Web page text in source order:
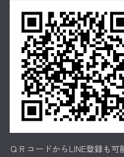
ＱＲコードからLINE登録も可